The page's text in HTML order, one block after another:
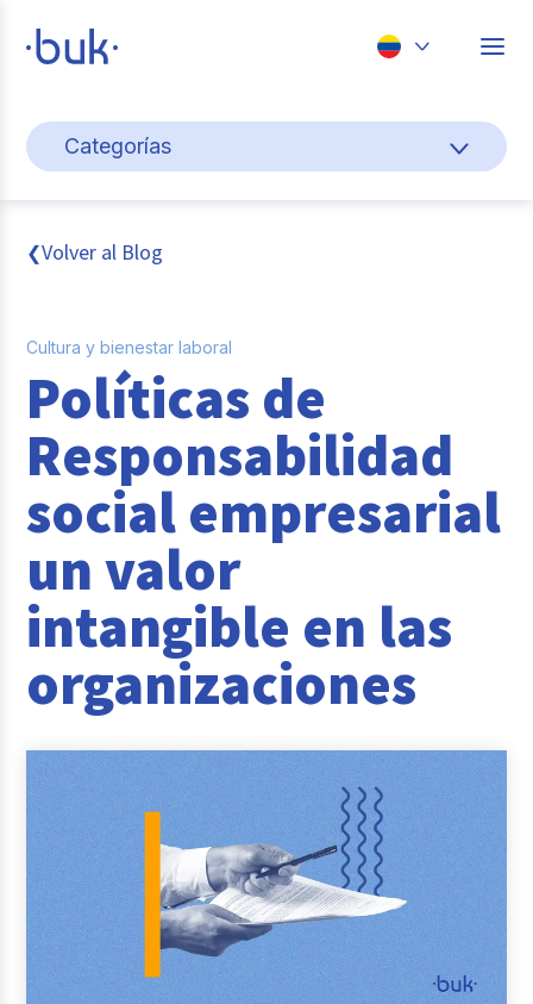
Perú
Categorías
Cultura y bienestar laboral
Gestión de personas
Pago de nómina
Buk
Transformación digital
Tendencias y Data
Reclutamiento y Selección
Casos de éxito
Columna del Experto
Entrevistas
❮Volver al Blog
Cultura y bienestar laboral
Políticas de
Responsabilidad
social empresarial
un valor
intangible en las
organizaciones